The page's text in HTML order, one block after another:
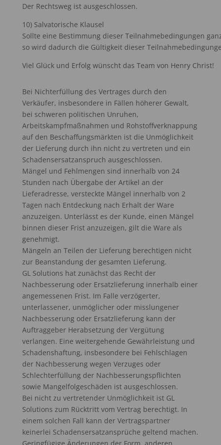
Der Rechtsweg ist ausgeschlossen.
10) Salvatorische Klausel
Sollte eine Bestimmung dieser Teilnahmebedingungen
so wird dadurch die Gültigkeit dieser
Viel Glück und Erfolg wünscht das Team von Henry Christ!
Bei Nichterfüllung des Vertrages durch den
Verkäufer, insbesondere in Fällen höherer Gewalt,
bei schweren politischen Unruhen,
Arbeitskampfmaßnahmen und Rohstoffverknappung
auf den Beschaffungsmärkten ist die Unmöglichkeit
der Lieferung durch ihn nicht zu vertreten und ein
Schadensersatzanspruch ausgeschlossen.
Mängel und Fehlmengen sind innerhalb von 24
Stunden nach Übergabe der Artikel an der
Lieferadresse, versteckte Mängel innerhalb von 2
Tagen nach Entdeckung nach Erhalt der Ware
anzuzeigen. Unterlässt es der Kunde, einen Mängel
binnen dieser Frist anzuzeigen, gilt die Ware als
genehmigt.
Mängeln an Teilen der Lieferung berechtigen nicht
zur Beanstandung der gesamten Lieferung.
GL Solutions hat zunächst das Recht der
Nachbesserung oder Ersatzlieferung innerhalb einer
angemessenen Frist. Im Falle verzögerter,
unterlassener, unmöglicher oder misslungener
Nachbesserung oder Ersatzlieferung kann der
Auftraggeber Herabsetzung der Vergütung
verlangen. Eine weitergehende Gewährleistung und
Schadenshaftung, insbesondere bei Fehlschlagen
der Nachbesserung wegen Verzuges oder
Schlechterfüllung der Nachbesserungspflichten
sowie Mangelfolgeschäden ist ausgeschlossen.
Bei nicht zu vertretender Unmöglichkeit ist GL
Solutions zum Rücktritt vom Vertrag berechtigt. In
einem solchen Fall kann der Vertragspartner
keinerlei Schadensersatzansprüche geltend machen.